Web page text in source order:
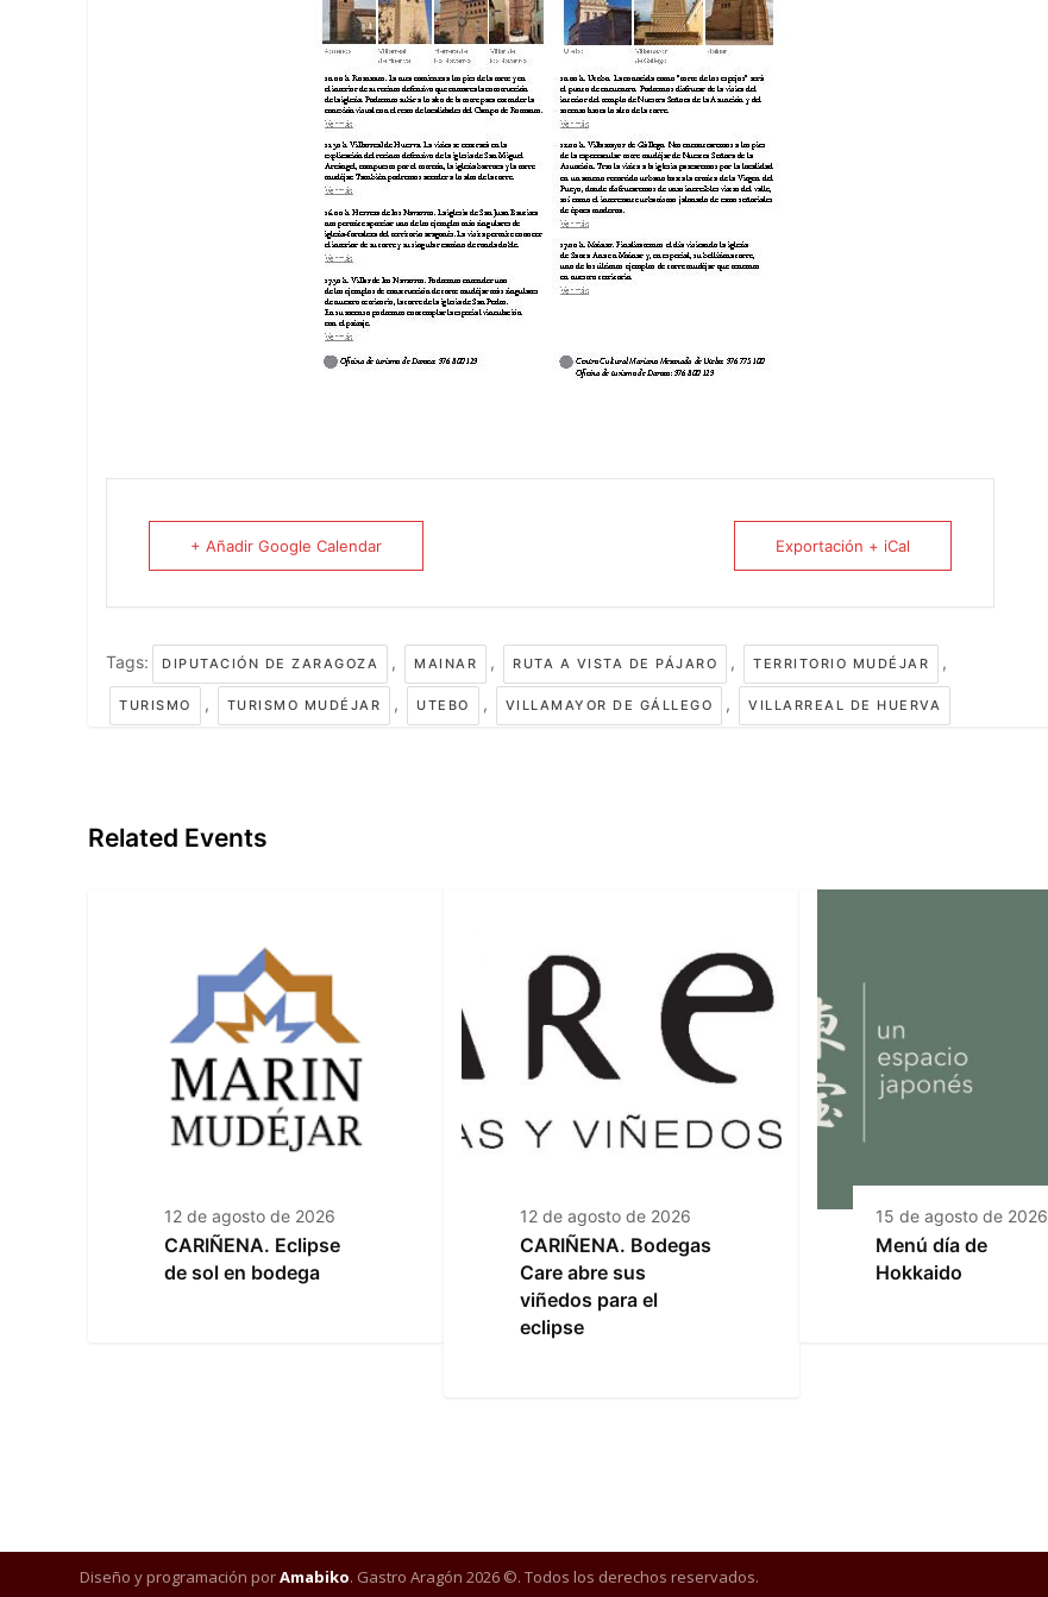
+ Añadir Google Calendar Exportación + iCal
Tags: DIPUTACIÓN DE ZARAGOZA , MAINAR , RUTA A VISTA DE PÁJARO , TERRITORIO MUDÉJAR ,
TURISMO , TURISMO MUDÉJAR , UTEBO , VILLAMAYOR DE GÁLLEGO , VILLARREAL DE HUERVA
Related Events
12 de agosto de 2026
CARIÑENA. Eclipse
de sol en bodega
12 de agosto de 2026
CARIÑENA. Bodegas
Care abre sus
viñedos para el
eclipse
15 de agosto de 2026
Menú día de
Hokkaido
Diseño y programación porAmabiko. Gastro Aragón 2026 ©. Todos los derechos reservados.